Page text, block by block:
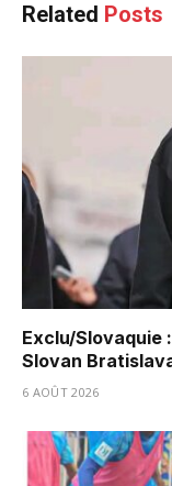
Related Posts
Exclu/Slovaquie
Slovan
6 AOÛT 2026